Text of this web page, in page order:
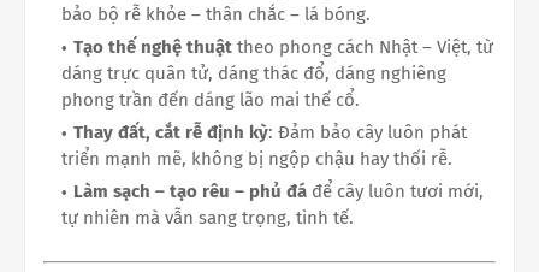
bảo bộ rễ khỏe – thân chắc – lá bóng.
Tạo thế nghệ thuật theo phong cách Nhật – Việt, từ
dáng trực quân tử, dáng thác đổ, dáng nghiêng
phong trần đến dáng lão mai thế cổ.
Thay đất, cắt rễ định kỳ: Đảm bảo cây luôn phát
triển mạnh mẽ, không bị ngộp chậu hay thối rễ.
Làm sạch – tạo rêu – phủ đá để cây luôn tươi mới,
tự nhiên mà vẫn sang trọng, tinh tế.